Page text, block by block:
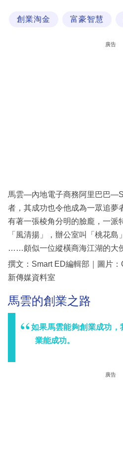
創業淘金 富豪智慧
廣告
馬雲—內地電子商務阿里巴巴
者，其成功也令他成為一眾追夢
有著一張棱角分明的臉龐，一派
「風清揚」，辦公室叫「桃花島
……頗似一位縱橫商海江湖的大
撰文：Smart ED編輯部｜圖片：
新傳媒資料室
馬雲的創業之路
如果馬雲能夠創業成功，
業能成功。
廣告